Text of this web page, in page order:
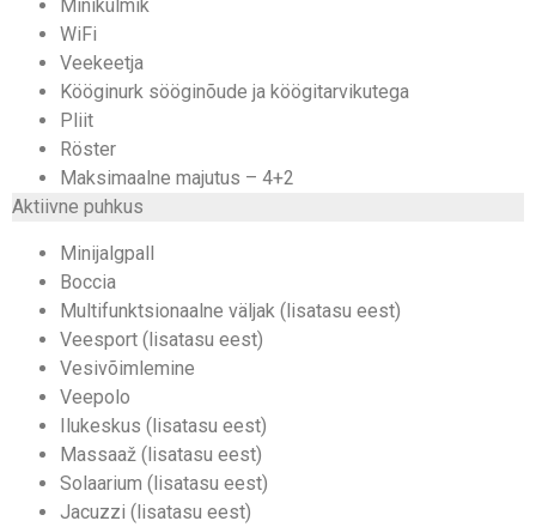
Minikülmik
WiFi
Veekeetja
Kööginurk sööginõude ja köögitarvikutega
Pliit
Röster
Maksimaalne majutus – 4+2
Aktiivne puhkus
Minijalgpall
Boccia
Multifunktsionaalne väljak (lisatasu eest)
Veesport (lisatasu eest)
Vesivõimlemine
Veepolo
Ilukeskus (lisatasu eest)
Massaaž (lisatasu eest)
Solaarium (lisatasu eest)
Jacuzzi (lisatasu eest)